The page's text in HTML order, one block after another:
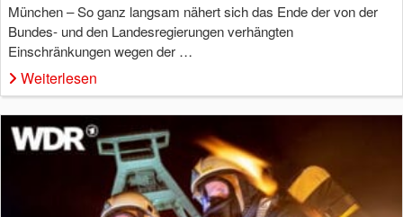
München – So ganz langsam nähert sich das Ende der von der
Bundes- und den Landesregierungen verhängten
Einschränkungen wegen der …
Weiterlesen